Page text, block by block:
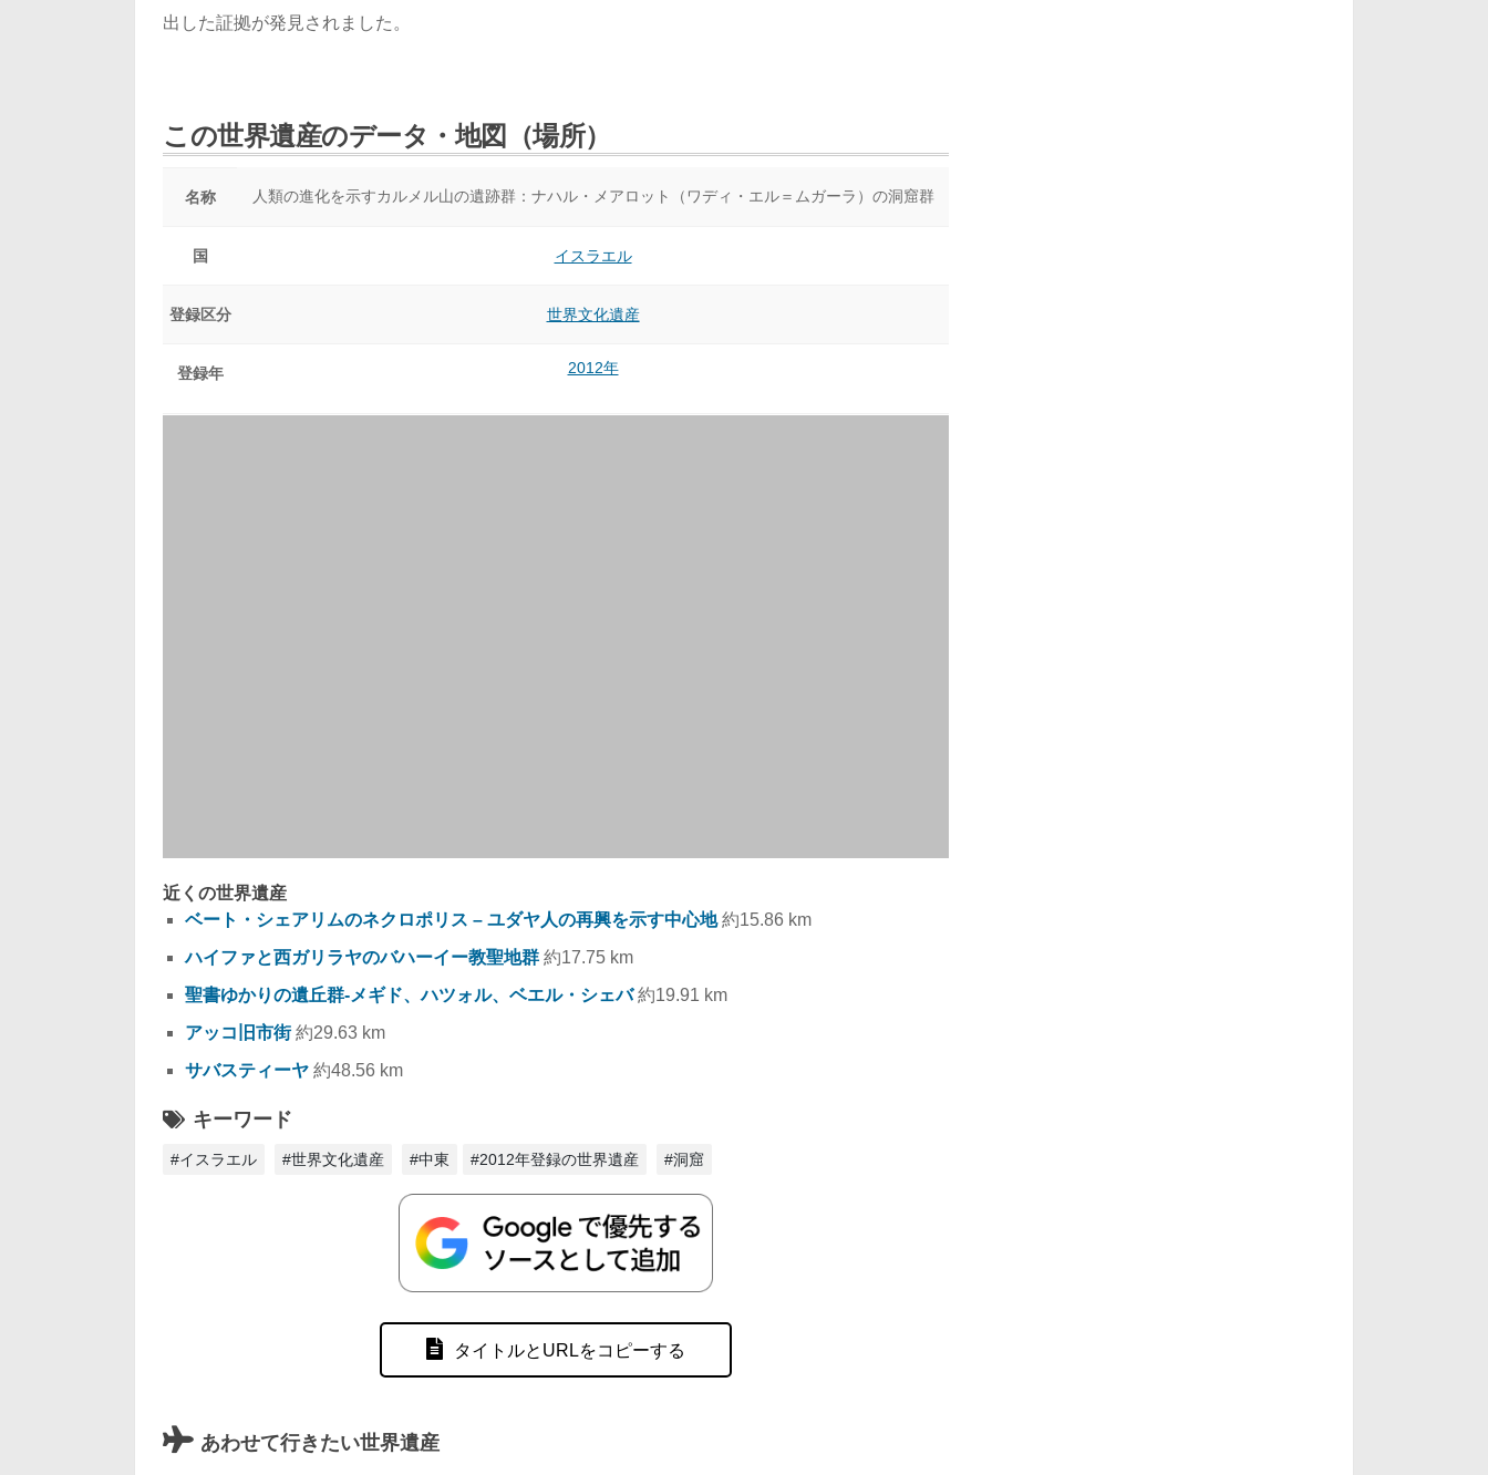
出した証拠が発見されました。
この世界遺産のデータ・地図（場所）
名称 人類の進化を示すカルメル山の遺跡群：ナハル・メアロット（ワディ・エル＝ムガーラ）の洞窟群
国 イスラエル
登録区分 世界文化遺産
登録年 2012年
近くの世界遺産
ベート・シェアリムのネクロポリス – ユダヤ人の再興を示す中心地 約15.86 km
ハイファと西ガリラヤのバハーイー教聖地群 約17.75 km
聖書ゆかりの遺丘群-メギド、ハツォル、ベエル・シェバ 約19.91 km
アッコ旧市街 約29.63 km
サバスティーヤ 約48.56 km
キーワード
#イスラエル #世界文化遺産 #中東 #2012年登録の世界遺産 #洞窟
タイトルとURLをコピーする
あわせて行きたい世界遺産